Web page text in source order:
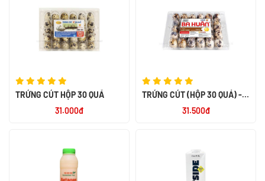
TRỨNG CÚT HỘP 30 QUẢ
31.000đ
TRỨNG CÚT (HỘP 30 QUẢ) -
31.500đ